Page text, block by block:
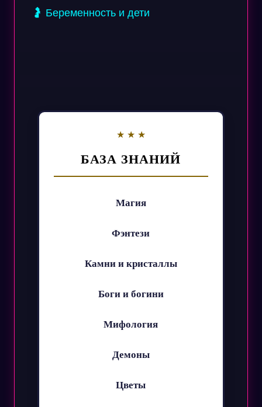
🤰 Беременность и дети
БАЗА ЗНАНИЙ
Магия
Фэнтези
Камни и кристаллы
Боги и богини
Мифология
Демоны
Цветы